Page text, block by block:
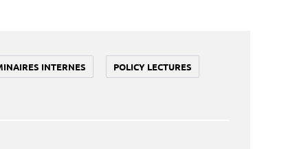
INTERNES POLICY LECTURES